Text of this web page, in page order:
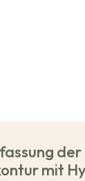
mit